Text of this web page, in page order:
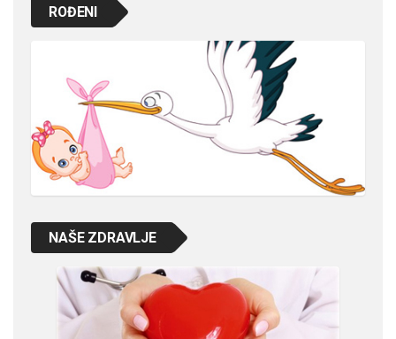
ROĐENI
NAŠE ZDRAVLJE